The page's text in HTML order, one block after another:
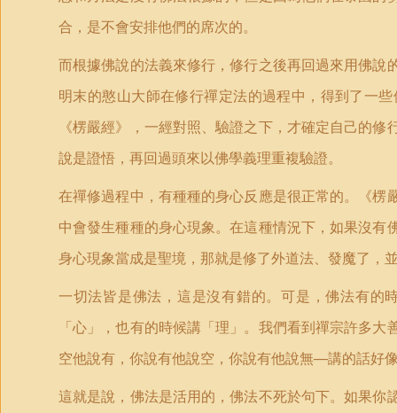
合，是不會安排他們的席次的。
而根據佛說的法義來修行，修行之後再回過來用佛
明末的憨山大師在修行禪定法的過程中，得到了一
《楞嚴經》，一經對照、驗證之下，才確定自己的
說是證悟，再回過頭來以佛學義理重複驗證。
在禪修過程中，有種種的身心反應是很正常的。《
中會發生種種的身心現象。在這種情況下，如果沒
身心現象當成是聖境，那就是修了外道法、發魔了，
一切法皆是佛法，這是沒有錯的。可是，佛法有的
「心」，也有的時候講「理」。我們看到禪宗許多
空他說有，你說有他說空，你說有他說無──講的話好
這就是說，佛法是活用的，佛法不死於句下。如果